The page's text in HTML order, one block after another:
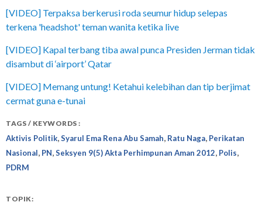
[VIDEO] Terpaksa berkerusi roda seumur hidup selepas
terkena 'headshot' teman wanita ketika live
[VIDEO] Kapal terbang tiba awal punca Presiden Jerman tidak
disambut di ‘airport’ Qatar
[VIDEO] Memang untung! Ketahui kelebihan dan tip berjimat
cermat guna e-tunai
TAGS / KEYWORDS :
Aktivis Politik Syarul Ema Rena Abu Samah Ratu Naga Perikatan
Nasional PN Seksyen 9(5) Akta Perhimpunan Aman 2012 Polis
PDRM
TOPIK: